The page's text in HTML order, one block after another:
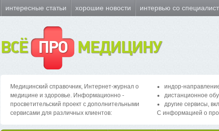
интересные статьи хорошие новости интервью со
ВСЁ ПРО МЕДИЦИНУ
Медицинский справочник, Интернет-журнал о
медицине и здоровье. Информационно -
просветительский проект с дополнительными
сервисами для различных клиентов:
индор-
дистанционное
другие сервисы,
С информацией о